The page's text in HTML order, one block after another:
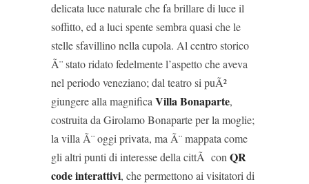
delicata luce naturale che fa brillare di luce il
soffitto, ed a luci spente sembra quasi che le
stelle sfavillino nella cupola. Al centro storico
Ã¨ stato ridato fedelmente l’aspetto che aveva
nel periodo veneziano; dal teatro si puÃ²
giungere alla magnifica Villa Bonaparte,
costruita da Girolamo Bonaparte per la moglie;
la villa Ã¨ oggi privata, ma Ã¨ mappata come
gli altri punti di interesse della cittÃ con QR
code interattivi, che permettono ai visitatori di